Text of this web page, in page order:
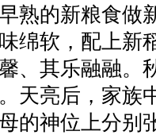
熟的新粮食做
绵软，配上新
、其乐融融。
天亮后，家族
的神位上分别